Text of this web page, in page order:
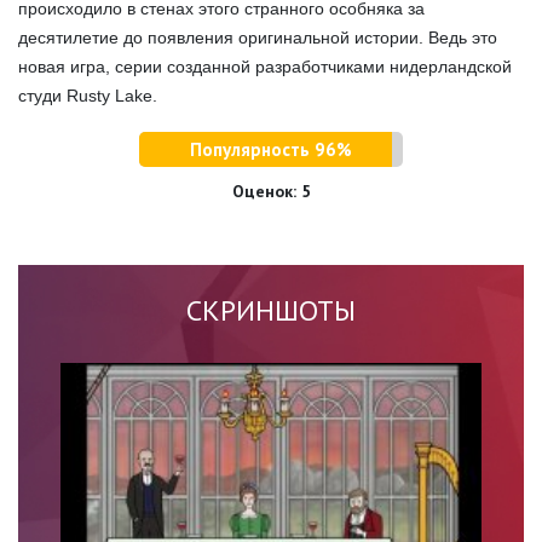
происходило в стенах этого странного особняка за
десятилетие до появления оригинальной истории. Ведь это
новая игра, серии созданной разработчиками нидерландской
студи Rusty Lake.
Популярность 96%
Оценок: 5
СКРИНШОТЫ